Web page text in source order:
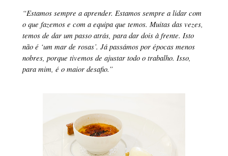
“Estamos sempre a aprender. Estamos sempre a lidar com
o que fazemos e com a equipa que temos. Muitas das vezes,
temos de dar um passo atrás, para dar dois à frente. Isto
não é ‘um mar de rosas’. Já passámos por épocas menos
nobres, porque tivemos de ajustar todo o trabalho. Isso,
para mim, é o maior desafio.”